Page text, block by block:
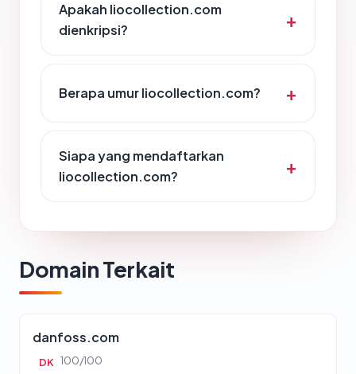
Apakah liocollection.com
dienkripsi?
Berapa umur liocollection.com?
Siapa yang mendaftarkan
liocollection.com?
Domain Terkait
danfoss.com
DK 100/100